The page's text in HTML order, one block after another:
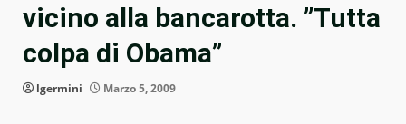
vicino alla bancarotta. ”Tutta
colpa di Obama”
lgermini Marzo 5, 2009